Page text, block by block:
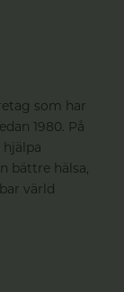
som har
1980. På
bättre hälsa,
värld